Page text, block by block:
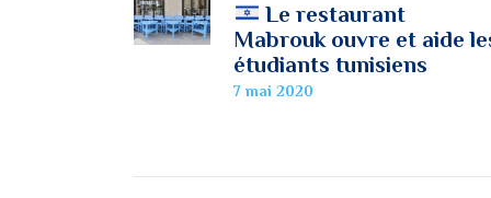
Le restaurant
Mabrouk ouvre et aide
étudiants tunisiens
7 mai 2020